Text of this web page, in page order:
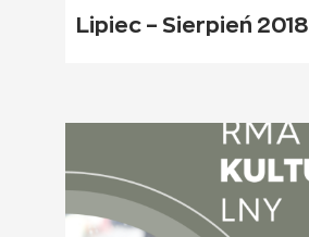
Lipiec – Sierpień 2018